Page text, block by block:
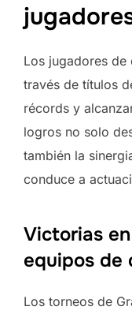
Los jugadores
través de títulos
récords y
logros no solo
también la
conduce a
Victorias
equipos de
Los torneos de